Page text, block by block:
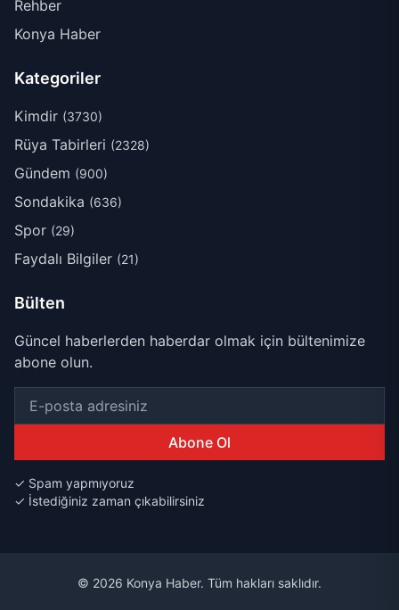
Rehber
Konya Haber
Kategoriler
Kimdir (3730)
Rüya Tabirleri (2328)
Gündem (900)
Sondakika (636)
Spor (29)
Faydalı Bilgiler (21)
Bülten
Güncel haberlerden haberdar olmak için bültenimize
abone olun.
Abone Ol
✓ Spam yapmıyoruz
✓ İstediğiniz zaman çıkabilirsiniz
© 2026 Konya Haber. Tüm hakları saklıdır.